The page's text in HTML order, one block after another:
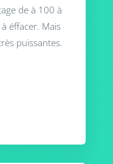
de à 100 à
éffacer. Mais
puissantes.